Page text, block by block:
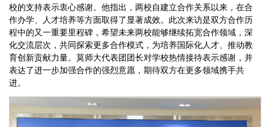
校的支持表示衷心感谢。他指出，两校自建立合作关系以来，在合
作办学、人才培养等方面取得了显著成效。此次来访是双方合作历
程中的又一重要里程碑，希望未来两校能够继续拓宽合作领域，深
化交流层次，共同探索更多合作模式，为培养国际化人才、推动教
育创新贡献力量。莫师大代表团团长对学校热情接待表示感谢，并
表达了进一步加强合作的强烈意愿，期待双方在更多领域携手共
进。